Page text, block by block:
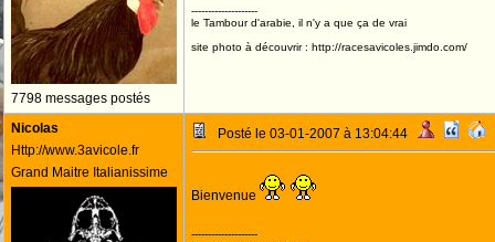
7798 messages postés
--------------------
le Tambour d'arabie, il n'y a que ça de vrai
site photo à découvrir : http://racesavicoles.jimdo.com/
Nicolas
Http://www.3avicole.fr
Grand Maitre Italianissime
Posté le 03-01-2007 à 13:04:44
Bienvenue
--------------------